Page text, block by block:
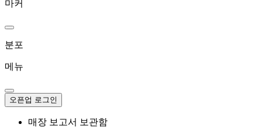
마커
분포
메뉴
오픈업 로그인
매장 보고서 보관함